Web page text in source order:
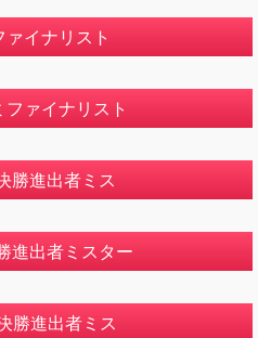
ァイナリスト
ファイナリスト
勝進出者ミス
進出者ミスター
勝進出者ミス